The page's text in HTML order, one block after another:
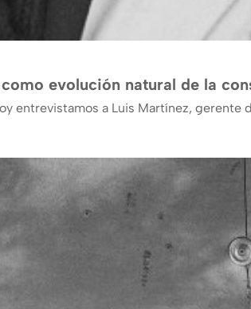
evolución natural de la
entrevistamos a Luis Martínez, gerente